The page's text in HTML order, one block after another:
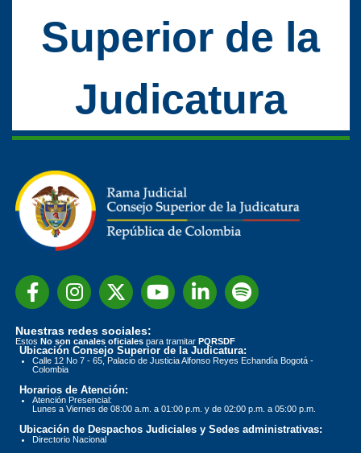
Superior de la
Judicatura
Nuestras redes sociales:
Estos No son canales oficiales para tramitar PQRSDF
Ubicación Consejo Superior de la Judicatura:
Calle 12 No 7 - 65, Palacio de Justicia Alfonso Reyes Echandía Bogotá -
Colombia
Horarios de Atención:
Atención Presencial:
Lunes a Viernes de 08:00 a.m. a 01:00 p.m. y de 02:00 p.m. a 05:00 p.m.
Ubicación de Despachos Judiciales y Sedes administrativas:
Directorio Nacional